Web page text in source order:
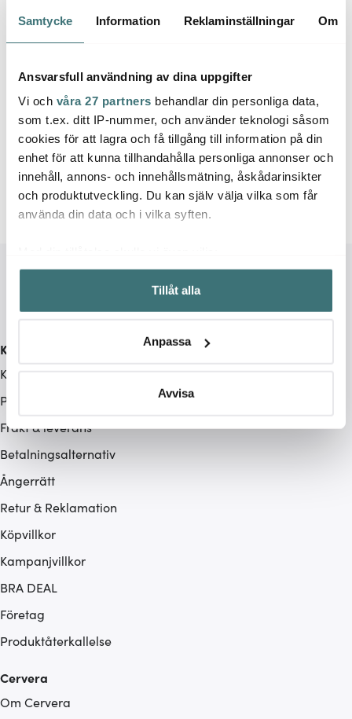
Samtycke Information Reklaminställningar Om
Ansvarsfull användning av dina uppgifter
Vi och våra 27 partners behandlar din personliga data,
som t.ex. ditt IP-nummer, och använder teknologi såsom
cookies för att lagra och få tillgång till information på din
enhet för att kunna tillhandahålla personliga annonser och
innehåll, annons- och innehållsmätning, åskådarinsikter
och produktutveckling. Du kan själv välja vilka som får
använda din data och i vilka syften.
Samla in information om din geografiska plats som
kan ha en noggrannhet på upp till flera meter
Identifiera din enhet genom att aktivt skanna den för
Ta reda på mer om hur dina personliga uppgifter
Du kan ändra eller dra tillbaka ditt samtycke när som
ska anpassas efter det som vi tror att du tycker om. Det
gör också att vi kan analysera vår trafik och göra
hemsidan ännu bättre. Du bestämmer själv vilka cookies
Tillåt alla
Anpassa
Avvisa
6 av 6 produkter
Ballarini är ett italiensk familjeägt företag som har
funnits sedan 1889.
I deras sortiment återfinns det mesta som hemmakocken
kan behöva till sin matlagning. Alla produkter utvecklas
och tillverkas i Italien.
Kundservice
Kontakta oss / FAQ
Presentkort
Frakt & leverans
Betalningsalternativ
Ångerrätt
Retur & Reklamation
Köpvillkor
Kampanjvillkor
BRA DEAL
Företag
Produktåterkallelse
Cervera
Om Cervera